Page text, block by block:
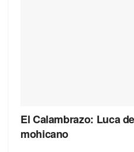
El Calambrazo: Luca
mohicano